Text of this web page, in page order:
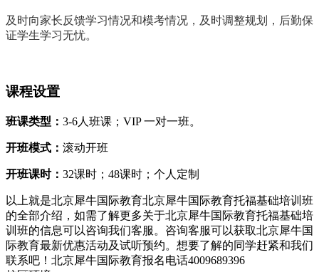
及时向家长反馈学习情况和模考情况，及时调整规划，后勤保
证学生学习无忧。
课程设置
班课类型： 3-6人班课；VIP 一对一班。
开班模式： 滚动开班
开班课时： 32课时；48课时；个人定制
以上就是北京犀牛国际教育北京犀牛国际教育托福基础培训班
的全部介绍，如需了解更多关于北京犀牛国际教育托福基础培
训班的信息可以咨询我们客服。咨询客服可以获取北京犀牛国
际教育最新优惠活动及试听预约。想要了解的同学赶紧和我们
联系吧！北京犀牛国际教育报名电话4009689396